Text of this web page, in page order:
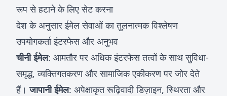
रूप से हटाने के लिए सेट करना
देश के अनुसार ईमेल सेवाओं का तुलनात्मक विश्लेषण
उपयोगकर्ता इंटरफेस और अनुभव
चीनी ईमेल: आमतौर पर अधिक इंटरफेस तत्वों के साथ सुविधा-
समृद्ध, व्यक्तिगतकरण और सामाजिक एकीकरण पर जोर देते
हैं।जापानी ईमेल: अपेक्षाकृत रूढ़िवादी डिज़ाइन, स्थिरता और